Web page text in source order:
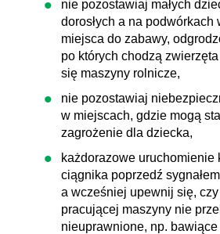
nie pozostawiaj małych
dorosłych a na podwórkach
miejsca do zabawy,
po których chodzą
się maszyny rolnicze,
nie pozostawiaj
w miejscach, gdzie mogą
zagrożenie dla dziecka,
każdorazowe uruchomienie
ciągnika poprzedź
a wcześniej upewnij się,
pracującej maszyny nie
nieuprawnione, np.